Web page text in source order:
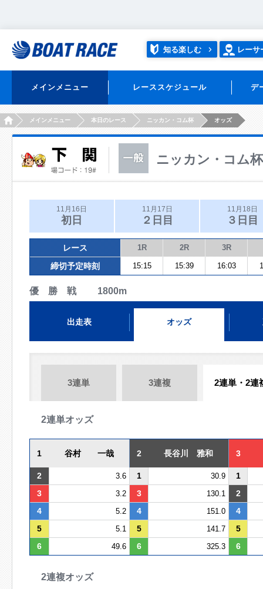
知る楽しむ レーサ
メインメニュー レーススケジュール デ
HOMEメインメニュー 本日のレース ニッカン・コム杯 オッズ
ニッカン・コム杯
11月16日
初日
11月17日
２日目
11月18日
３日目
レース 1R 2R 3R
締切予定時刻 15:15 15:39 16:03
優 勝 戦 1800m
出走表 オッズ
3連単 3連複 2連単・2連
2連単オッズ
1 谷村 一哉 2 長谷川 雅和 3
2 3.6 1 30.9
1
3
3.2 3 130.1
2
4
5.2 4 151.0
4
5
5.1 5 141.7
5
6
49.6 6 325.3 6
2連複オッズ